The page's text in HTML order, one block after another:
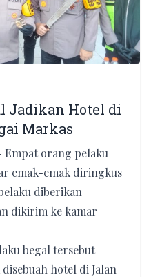
Jadikan Hotel di
Markas
Empat orang pelaku
emak-emak diringkus
diberikan
dikirim ke kamar
begal tersebut
hotel di Jalan